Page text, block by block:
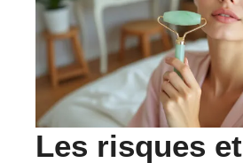
Les risques et